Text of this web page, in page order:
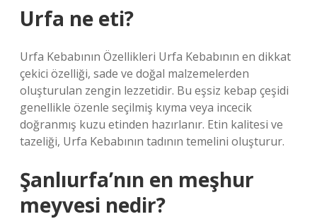
Urfa ne eti?
Urfa Kebabının Özellikleri Urfa Kebabının en dikkat
çekici özelliği, sade ve doğal malzemelerden
oluşturulan zengin lezzetidir. Bu eşsiz kebap çeşidi
genellikle özenle seçilmiş kıyma veya incecik
doğranmış kuzu etinden hazırlanır. Etin kalitesi ve
tazeliği, Urfa Kebabının tadının temelini oluşturur.
Şanlıurfa’nın en meşhur
meyvesi nedir?